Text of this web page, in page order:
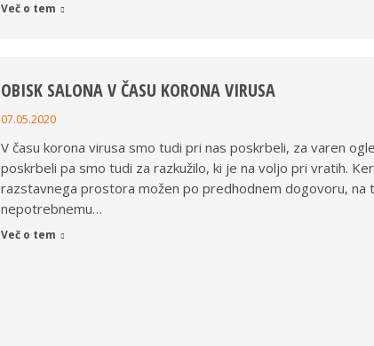
Več o tem
OBISK SALONA V ČASU KORONA VIRUSA
07.05.2020
V času korona virusa smo tudi pri nas poskrbeli, za varen
poskrbeli pa smo tudi za razkužilo, ki je na voljo pri vratih.
razstavnega prostora možen po predhodnem dogovoru,
nepotrebnemu…
Več o tem